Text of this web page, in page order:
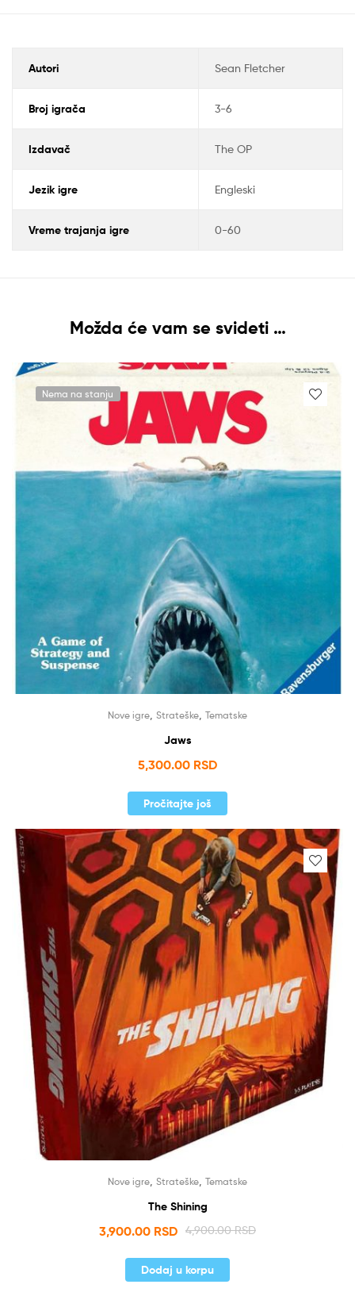
Autori Sean Fletcher
Broj igrača 3-6
Izdavač The OP
Jezik igre Engleski
Vreme trajanja igre 0-60
Možda će vam se svideti …
Nema na stanju
Nove igre Strateške Tematske
Jaws
5,300.00 RSD
Pročitajte još
Nove igre, Strateške, Tematske
The Shining
4,900.00RSD
3,900.00 RSD
Dodaj u korpu